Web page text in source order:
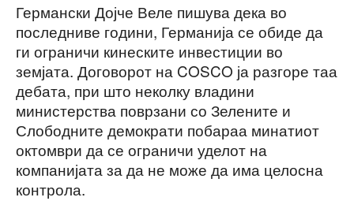
Германски Дојче Веле пишува дека во
последниве години, Германија се обиде да
ги ограничи кинеските инвестиции во
земјата. Договорот на COSCO ја разгоре таа
дебата, при што неколку владини
министерства поврзани со Зелените и
Слободните демократи побараа минатиот
октомври да се ограничи уделот на
компанијата за да не може да има целосна
контрола.